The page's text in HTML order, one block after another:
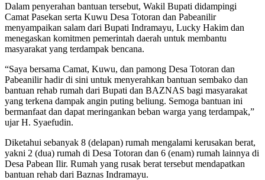
Dalam penyerahan bantuan tersebut, Wakil Bupati didampingi
Camat Pasekan serta Kuwu Desa Totoran dan Pabeanilir
menyampaikan salam dari Bupati Indramayu, Lucky Hakim dan
menegaskan komitmen pemerintah daerah untuk membantu
masyarakat yang terdampak bencana.
“Saya bersama Camat, Kuwu, dan pamong Desa Totoran dan
Pabeanilir hadir di sini untuk menyerahkan bantuan sembako dan
bantuan rehab rumah dari Bupati dan BAZNAS bagi masyarakat
yang terkena dampak angin puting beliung. Semoga bantuan ini
bermanfaat dan dapat meringankan beban warga yang terdampak,”
ujar H. Syaefudin.
Diketahui sebanyak 8 (delapan) rumah mengalami kerusakan berat,
yakni 2 (dua) rumah di Desa Totoran dan 6 (enam) rumah lainnya di
Desa Pabean Ilir. Rumah yang rusak berat tersebut mendapatkan
bantuan rehab dari Baznas Indramayu.